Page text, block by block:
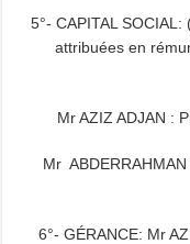
5°- CAPITAL
attribuées en
Mr AZIZ ADJAN :
Mr
6°- GÉRANCE: Mr